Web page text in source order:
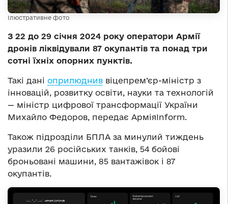
Ілюстративне фото
З 22 до 29 січня 2024 року оператори Армії
дронів ліквідували 87 окупантів та понад три
сотні їхніх опорних пунктів.
Такі дані оприлюднив віцепрем’єр-міністр з
інновацій, розвитку освіти, науки та технологій
— міністр цифрової трансформації України
Михайло Федоров, передає АрміяInform.
Також підрозділи БПЛА за минулий тиждень
уразили 26 російських танків, 54 бойові
броньовані машини, 85 вантажівок і 87
окупантів.